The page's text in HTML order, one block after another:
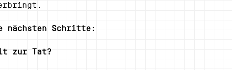
nächsten Schritte:
zur Tat?